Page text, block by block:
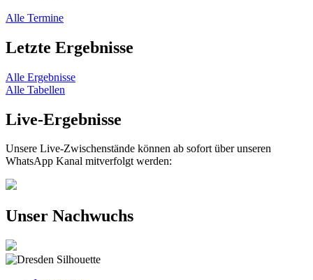
Alle Termine
Letzte Ergebnisse
Alle Ergebnisse
Alle Tabellen
Live-Ergebnisse
Unsere Live-Zwischenstände können ab sofort über unseren
WhatsApp Kanal mitverfolgt werden:
Unser Nachwuchs